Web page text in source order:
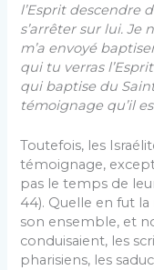
l’Esprit descendre
s’arrêter sur lui. Je
m’a envoyé
qui tu verras
qui baptise du
témoignage qu’il
Toutefois, les
témoignage,
pas le temps de
44). Quelle en fut la
son ensemble, et
conduisaient, les
pharisiens, les